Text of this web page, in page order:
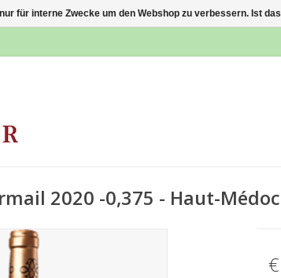
2020 -0,375 - Haut-Médoc
für interne Zwecke um den Webshop zu verbessern. Ist